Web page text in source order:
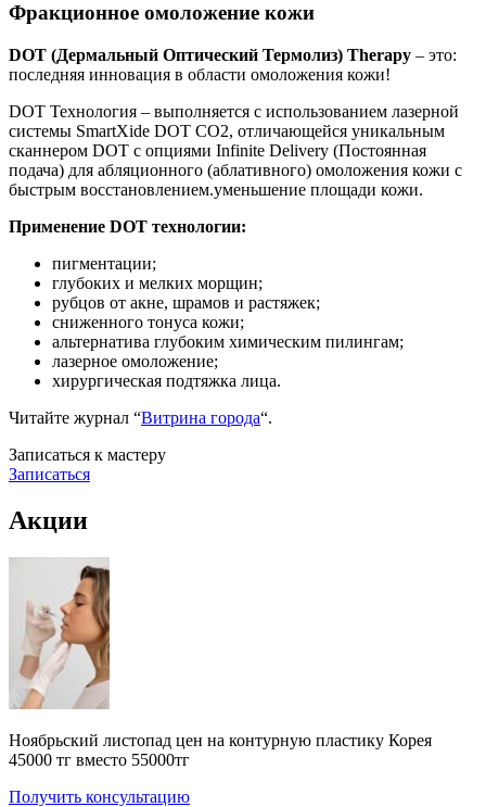
Фракционное омоложение кожи
DOT (Дермальный Оптический Термолиз) Therapy – это:
последняя инновация в области омоложения кожи!
DOT Технология – выполняется с использованием лазерной
системы SmartXide DOT CO2, отличающейся уникальным
сканнером DOT с опциями Infinite Delivery (Постоянная
подача) для абляционного (аблативного) омоложения кожи с
быстрым восстановлением.уменьшение площади кожи.
Применение DOT технологии:
пигментации;
глубоких и мелких морщин;
рубцов от акне, шрамов и растяжек;
сниженного тонуса кожи;
альтернатива глубоким химическим пилингам;
лазерное омоложение;
хирургическая подтяжка лица.
Читайте журнал “Витрина города“.
Записаться к мастеру
Записаться
Акции
Ноябрьский листопад цен на контурную пластику Корея
45000 тг вместо 55000тг
Получить консультацию